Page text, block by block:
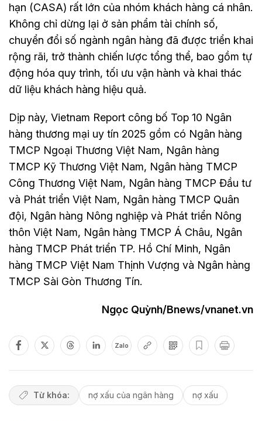
hạn (CASA) rất lớn của nhóm khách hàng cá nhân.
Không chỉ dừng lại ở sản phẩm tài chính số,
chuyển đổi số ngành ngân hàng đã được triển khai
rộng rãi, trở thành chiến lược tổng thể, bao gồm tự
động hóa quy trình, tối ưu vận hành và khai thác
dữ liệu khách hàng hiệu quả.
Dịp này, Vietnam Report công bố Top 10 Ngân
hàng thương mại uy tín 2025 gồm có Ngân hàng
TMCP Ngoại Thương Việt Nam, Ngân hàng
TMCP Kỹ Thương Việt Nam, Ngân hàng TMCP
Công Thương Việt Nam, Ngân hàng TMCP Đầu tư
và Phát triển Việt Nam, Ngân hàng TMCP Quân
đội, Ngân hàng Nông nghiệp và Phát triển Nông
thôn Việt Nam, Ngân hàng TMCP Á Châu, Ngân
hàng TMCP Phát triển TP. Hồ Chí Minh, Ngân
hàng TMCP Việt Nam Thịnh Vượng và Ngân hàng
TMCP Sài Gòn Thương Tín.
Ngọc Quỳnh/Bnews/vnanet.vn
Zalo
Từ khóa: nợ xấu của ngân hàng nợ xấu